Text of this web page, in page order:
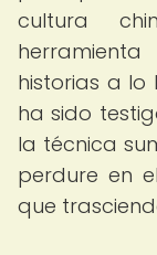
cultura
historias a lo
ha sido
la técnica
perdure en
que